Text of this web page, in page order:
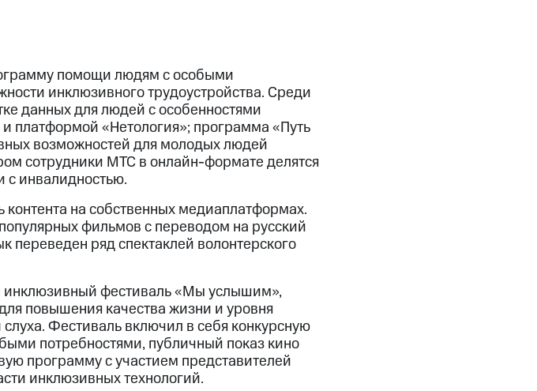
помощи людям с особыми
инклюзивного трудоустройства. Среди
данных для людей с особенностями
платформой «Нетология»; программа «Путь
возможностей для молодых людей
сотрудники МТС в онлайн-формате делятся
инвалидностью.
на собственных медиаплатформах.
фильмов с переводом на русский
переведен ряд спектаклей волонтерского
инклюзивный фестиваль «Мы услышим»,
повышения качества жизни и уровня
Фестиваль включил в себя конкурсную
потребностями, публичный показ кино
программу с участием представителей
инклюзивных технологий.